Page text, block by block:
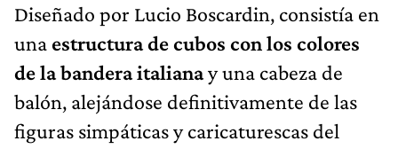
Diseñado por Lucio Boscardin, consistía en
una estructura de cubos con los colores
de la bandera italianay una cabeza de
balón, alejándose definitivamente de las
figuras simpáticas y caricaturescas del